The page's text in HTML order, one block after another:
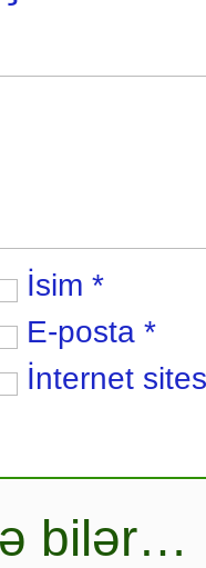
İsim *
E-posta *
İnternet
bilər…